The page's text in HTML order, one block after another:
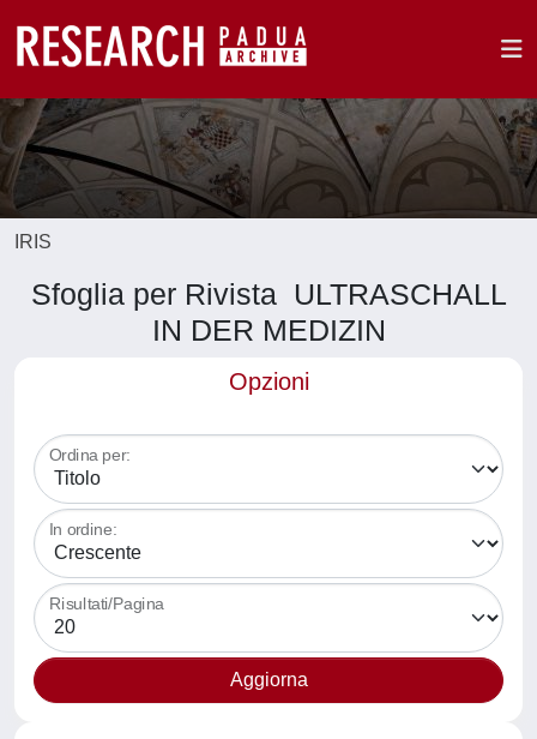
IRIS
Sfoglia per Rivista ULTRASCHALL
IN DER MEDIZIN
Opzioni
Ordina per:
In ordine:
Risultati/Pagina